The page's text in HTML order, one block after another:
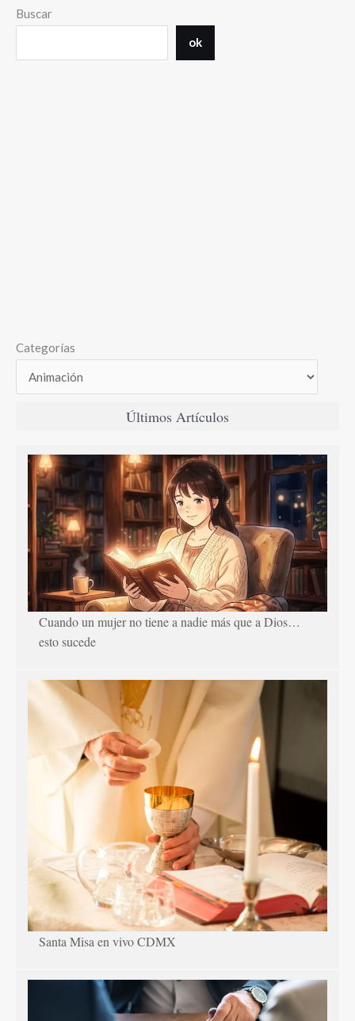
Buscar
ok
Categorías
Últimos Artículos
Cuando un mujer no tiene a nadie más que a Dios…
esto sucede
Santa Misa en vivo CDMX